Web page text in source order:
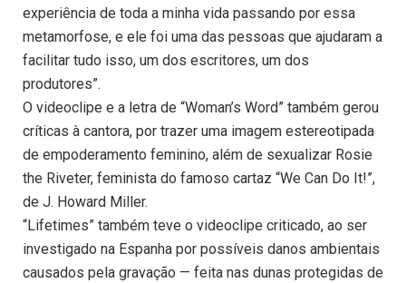
experiência de toda a minha vida passando por essa
metamorfose, e ele foi uma das pessoas que ajudaram a
facilitar tudo isso, um dos escritores, um dos
produtores”.
O videoclipe e a letra de “Woman’s Word” também gerou
críticas à cantora, por trazer uma imagem estereotipada
de empoderamento feminino, além de sexualizar Rosie
the Riveter, feminista do famoso cartaz “We Can Do It!”,
de J. Howard Miller.
“Lifetimes” também teve o videoclipe criticado, ao ser
investigado na Espanha por possíveis danos ambientais
causados pela gravação — feita nas dunas protegidas de